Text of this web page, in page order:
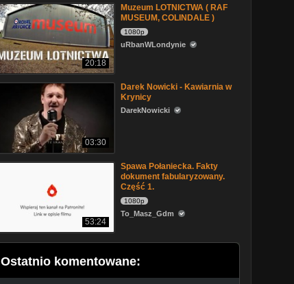
20:18
Muzeum LOTNICTWA ( RAF
MUSEUM, COLINDALE )
1080p
uRbanWLondynie
03:30
Darek Nowicki - Kawiarnia w
Krynicy
DarekNowicki
53:24
Spawa Połaniecka. Fakty
dokument fabularyzowany.
Część 1.
1080p
To_Masz_Gdm
Ostatnio komentowane: